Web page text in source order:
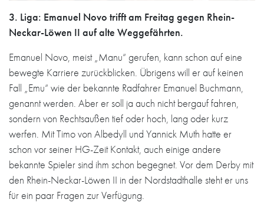
3. Liga: Emanuel Novo trifft am Freitag gegen Rhein-
Neckar-Löwen II auf alte Weggefährten.
Emanuel Novo, meist „Manu“ gerufen, kann schon auf eine
bewegte Karriere zurückblicken. Übrigens will er auf keinen
Fall „Emu“ wie der bekannte Radfahrer Emanuel Buchmann,
genannt werden. Aber er soll ja auch nicht bergauf fahren,
sondern von Rechtsaußen tief oder hoch, lang oder kurz
werfen. Mit Timo von Albedyll und Yannick Muth hatte er
schon vor seiner HG-Zeit Kontakt, auch einige andere
bekannte Spieler sind ihm schon begegnet. Vor dem Derby mit
den Rhein-Neckar-Löwen II in der Nordstadthalle steht er uns
für ein paar Fragen zur Verfügung.